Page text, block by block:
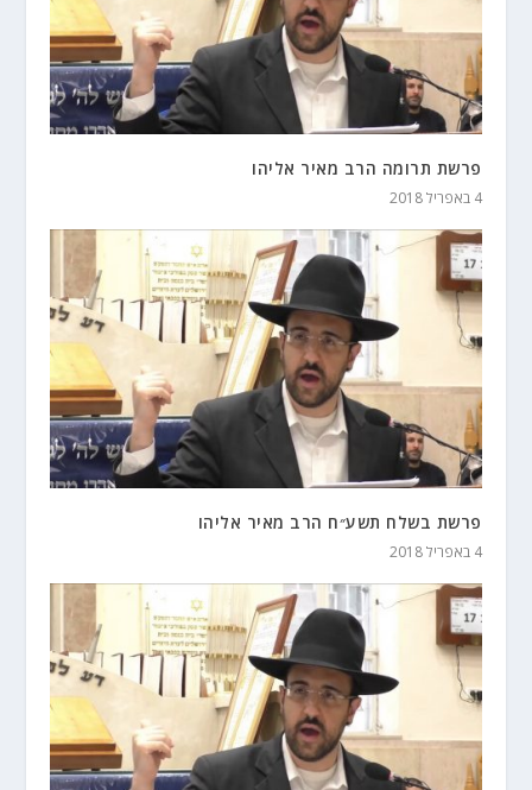
פרשת תרומה הרב מאיר אליהו
4 באפריל 2018
פרשת בשלח תשע״ח הרב מאיר אליהו
4 באפריל 2018